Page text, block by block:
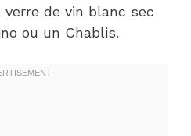
de vin blanc sec
ou un Chablis.